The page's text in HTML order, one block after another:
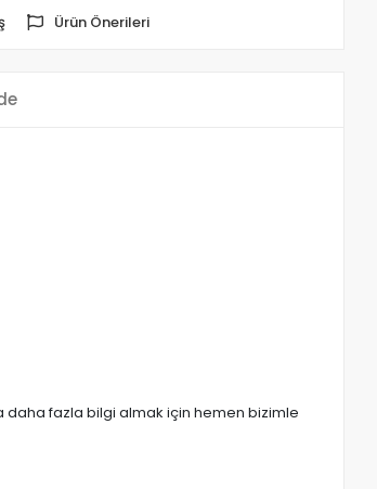
Ürün Önerileri
daha fazla bilgi almak için hemen bizimle